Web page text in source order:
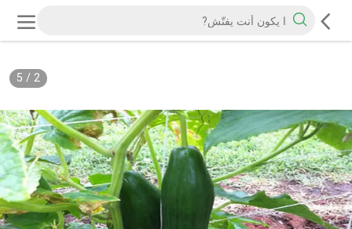
2
/
5